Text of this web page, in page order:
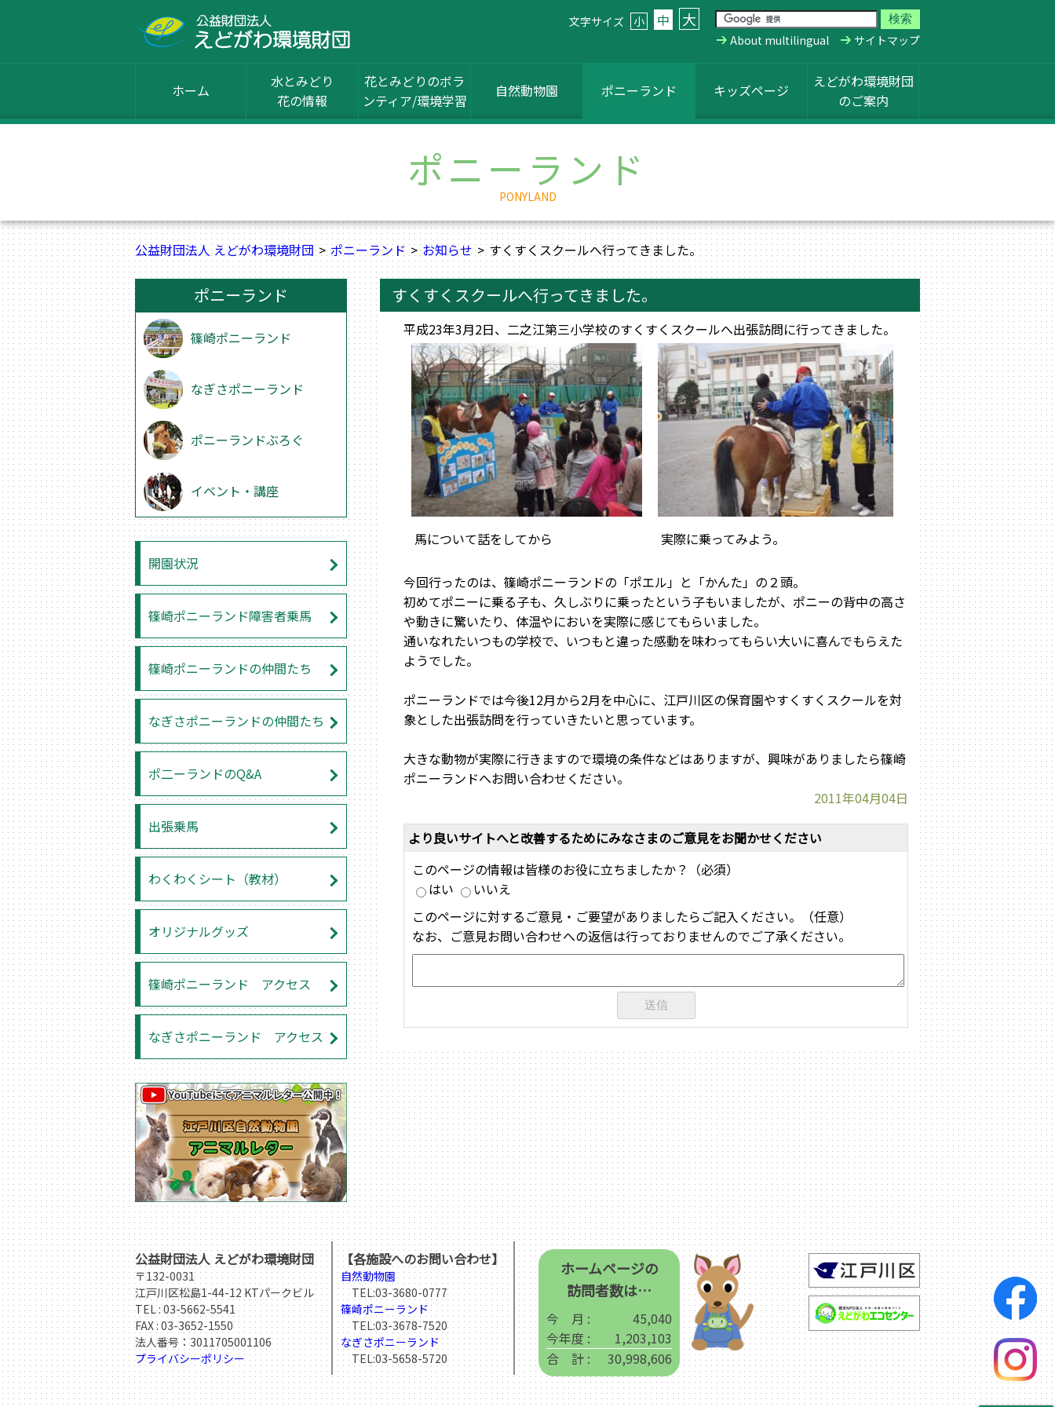
文字サイズ 小 中 大
About multilingual サイトマップ
ホーム
水とみどり
花の情報
花とみどりのボラ
ンティア/環境学習
自然動物園 ポニーランド キッズページ
えどがわ環境財団
のご案内
ポニーランド
PONYLAND
公益財団法人 えどがわ環境財団 ポニーランド お知らせ すくすくスクールへ行ってきました。
すくすくスクールへ行ってきました。
平成23年3月2日、二之江第三小学校のすくすくスクールへ出張訪問に行ってきました。
馬について話をしてから 実際に乗ってみよう。
今回行ったのは、篠崎ポニーランドの「ポエル」と「かんた」の２頭。
初めてポニーに乗る子も、久しぶりに乗ったという子もいましたが、ポニーの背中の高さ
や動きに驚いたり、体温やにおいを実際に感じてもらいました。
通いなれたいつもの学校で、いつもと違った感動を味わってもらい大いに喜んでもらえた
ようでした。
ポニーランドでは今後12月から2月を中心に、江戸川区の保育園やすくすくスクールを対
象とした出張訪問を行っていきたいと思っています。
大きな動物が実際に行きますので環境の条件などはありますが、興味がありましたら篠崎
ポニーランドへお問い合わせください。
2011年04月04日
より良いサイトへと改善するためにみなさまのご意見をお聞かせください
このページの情報は皆様のお役に立ちましたか？（必須）
はい
いいえ
このページに対するご意見・ご要望がありましたらご記入ください。（任意）
なお、ご意見お問い合わせへの返信は行っておりませんのでご了承ください。
ポニーランド
篠崎ポニーランド
なぎさポニーランド
ポニーランドぶろぐ
イベント・講座
開園状況
篠崎ポニーランド障害者乗馬
篠崎ポニーランドの仲間たち
なぎさポニーランドの仲間たち
ポ二ーランドのQ&A
出張乗馬
わくわくシート（教材）
オリジナルグッズ
篠崎ポニーランド アクセス
なぎさポニーランド アクセス
公益財団法人 えどがわ環境財団
〒132-0031
江戸川区松島1-44-12 KTパークビル
TEL :03-5662-5541
FAX : 03-3652-1550
法人番号：3011705001106
プライバシーポリシー
【各施設へのお問い合わせ】
自然動物園
TEL:03-3680-0777
篠崎ポニーランド
TEL:03-3678-7520
なぎさポニーランド
TEL:03-5658-5720
ホームページの
訪問者数は…
今 月 :
45,040
今年度 :
1,203,103
合 計 :
30,998,606